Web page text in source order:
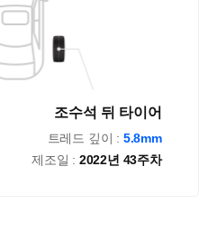
조수석 뒤 타이어
트레드 깊이 : 5.8mm
제조일 : 2022년 43주차